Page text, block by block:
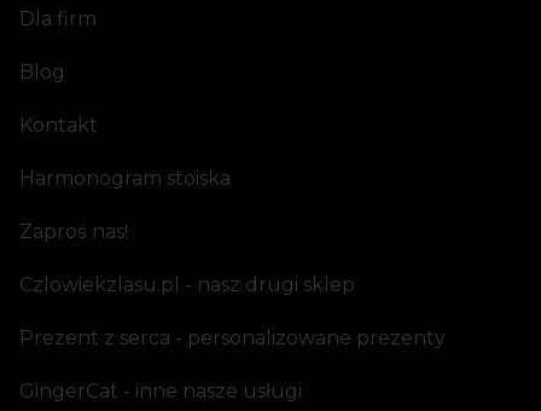
Dla firm
Blog
Kontakt
Harmonogram stoiska
Zaproś nas!
Czlowiekzlasu.pl - nasz drugi sklep
Prezent z serca - personalizowane prezenty
GingerCat - inne nasze usługi